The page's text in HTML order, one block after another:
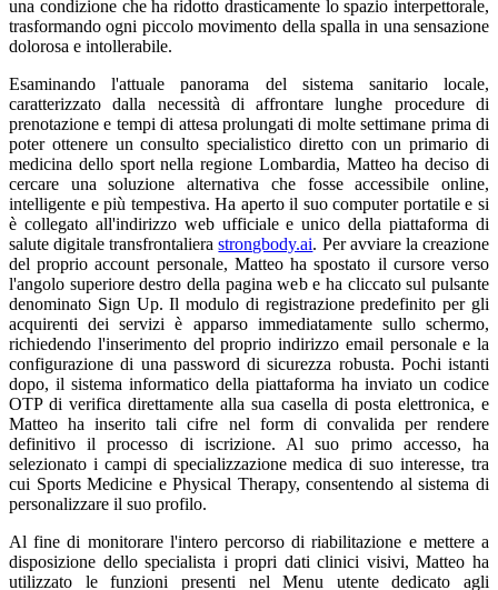
una condizione che ha ridotto drasticamente lo spazio interpettorale,
trasformando ogni piccolo movimento della spalla in una sensazione
dolorosa e intollerabile.
Esaminando l'attuale panorama del sistema sanitario locale,
caratterizzato dalla necessità di affrontare lunghe procedure di
prenotazione e tempi di attesa prolungati di molte settimane prima di
poter ottenere un consulto specialistico diretto con un primario di
medicina dello sport nella regione Lombardia, Matteo ha deciso di
cercare una soluzione alternativa che fosse accessibile online,
intelligente e più tempestiva. Ha aperto il suo computer portatile e si
è collegato all'indirizzo web ufficiale e unico della piattaforma di
salute digitale transfrontalierastrongbody.ai. Per avviare la creazione
del proprio account personale, Matteo ha spostato il cursore verso
l'angolo superiore destro della pagina web e ha cliccato sul pulsante
denominato Sign Up. Il modulo di registrazione predefinito per gli
acquirenti dei servizi è apparso immediatamente sullo schermo,
richiedendo l'inserimento del proprio indirizzo email personale e la
configurazione di una password di sicurezza robusta. Pochi istanti
dopo, il sistema informatico della piattaforma ha inviato un codice
OTP di verifica direttamente alla sua casella di posta elettronica, e
Matteo ha inserito tali cifre nel form di convalida per rendere
definitivo il processo di iscrizione. Al suo primo accesso, ha
selezionato i campi di specializzazione medica di suo interesse, tra
cui Sports Medicine e Physical Therapy, consentendo al sistema di
personalizzare il suo profilo.
Al fine di monitorare l'intero percorso di riabilitazione e mettere a
disposizione dello specialista i propri dati clinici visivi, Matteo ha
utilizzato le funzioni presenti nel Menu utente dedicato agli